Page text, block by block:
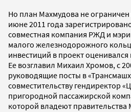
Но план Махмудова не
июне 2011 года
совместная компания РЖД и
малого железнодорожного
инвестиций в проект
Ее возглавил Михаил Хромов, с
руководящие посты в
совместительству гендиректор
пригородной пассажирской
которой владеют